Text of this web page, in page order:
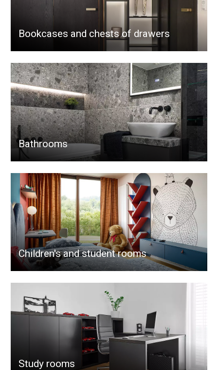
Bookcases and chests of drawers
Bathrooms
Children's and student rooms
Study rooms